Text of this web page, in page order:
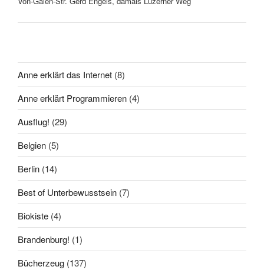
Anne erklärt das Internet (8)
Anne erklärt Programmieren (4)
Ausflug! (29)
Belgien (5)
Berlin (14)
Best of Unterbewusstsein (7)
Biokiste (4)
Brandenburg! (1)
Bücherzeug (137)